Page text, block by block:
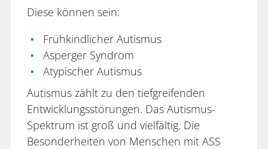
Diese können sein:
Frühkindlicher Autismus
Asperger Syndrom
Atypischer Autismus
Autismus zählt zu den tiefgreifenden
Entwicklungsstörungen. Das Autismus-
Spektrum ist groß und vielfältig. Die
Besonderheiten von Menschen mit ASS